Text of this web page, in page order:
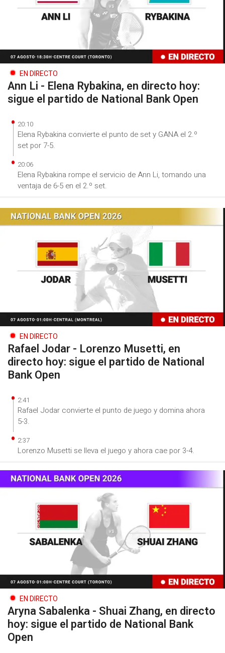
EN DIRECTO
Ann Li - Elena Rybakina, en directo hoy:
sigue el partido de National Bank Open
20:10
Elena Rybakina convierte el punto de set y GANA el 2.º
set por 7-5.
20:06
Elena Rybakina rompe el servicio de Ann Li, tomando una
ventaja de 6-5 en el 2.º set.
EN DIRECTO
Rafael Jodar - Lorenzo Musetti, en
directo hoy: sigue el partido de National
Bank Open
2:41
Rafael Jodar convierte el punto de juego y domina ahora
5-3.
2:37
Lorenzo Musetti se lleva el juego y ahora cae por 3-4.
EN DIRECTO
Aryna Sabalenka - Shuai Zhang, en directo
hoy: sigue el partido de National Bank
Open